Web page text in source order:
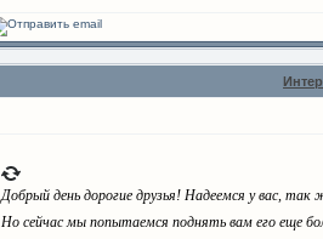
Добрый день дорогие друзья! Надеемся у вас, так
Но сейчас мы попытаемся поднять вам его еще